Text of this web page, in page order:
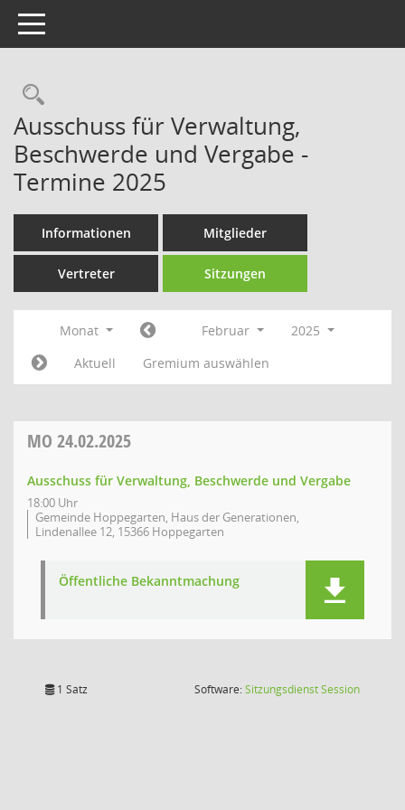
Toggle navigation
Rechercheauswahl
Ausschuss für Verwaltung,
Beschwerde und Vergabe -
Termine 2025
Informationen Mitglieder
Vertreter Sitzungen
Monat Februar
2025
Aktuell
Gremium auswählen
MO 24.02.2025
Ausschuss für Verwaltung, Beschwerde und Vergabe
18:00 Uhr
Gemeinde Hoppegarten, Haus der Generationen,
Lindenallee 12, 15366 Hoppegarten
Öffentliche Bekanntmachung
1 Satz Software:SitzungsdienstSession(Wird in